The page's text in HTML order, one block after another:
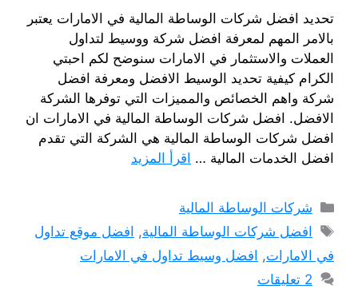
تحديد افضل شركات الوساطة المالية في الامارات يعتبر
بالامر المهم لمعرفة افضل شركة ووسيط لتداول
العملات والاستثمار في الامارات سنوضح لكم احبتي
الكرام كيفية تحديد الوسيط الافضل ومعرفة افضل
شركة واهم الخصائص والمميزات التي توفرها الشركة
الافضل. افضل شركات الوساطة المالية في الامارات ان
افضل شركات الوساطة المالية هي الشركة التي تقدم
افضل الخدمات المالية … اقرأ المزيد
التصنيفات
شركات الوساطة المالية
الوسوم
افضل شركات الوساطة المالية, افضل موقع تداول
في الامارات, افضل وسيط تداول في الامارات
2 تعليقات